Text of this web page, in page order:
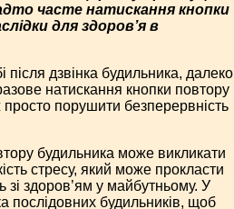
часте натискання кнопки
для здоров’я в
дзвінка будильника, далеко
натискання кнопки повтору
порушити безперервність
будильника може викликати
стресу, який може прокласти
здоров’ям у майбутньому. У
послідовних будильників, щоб